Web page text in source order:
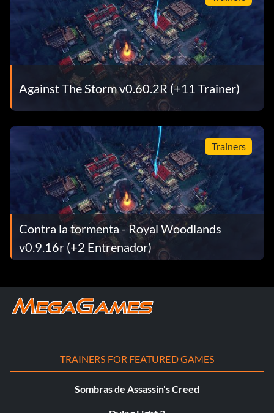
Against The Storm v0.60.2R (+11 Trainer)
Trainers
Contra la tormenta - Royal Woodlands
v0.9.16r (+2 Entrenador)
TRAINERS FOR FEATURED GAMES
Sombras de Assassin's Creed